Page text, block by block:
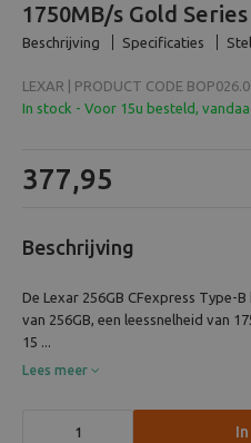
1750MB/s Gold Series
Beschrijving Specificaties
LEXAR | PRODUCT CODE
In stock - Voor 15u besteld,
377,95
Beschrijving
De Lexar 256GB CFexpress Type-
van 256GB, een leessnelheid van
15 ...
Lees meer